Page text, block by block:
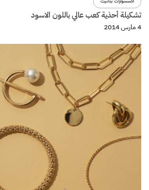
تشكيلة أحذية كعب عالي باللون الاسود
4 مارس 2014